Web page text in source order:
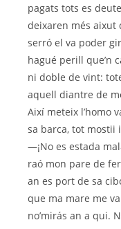
pagats tots es
deixaren més aixut
serró el va poder
hagué perill que’n
ni doble de vint:
aquell diantre de
Així meteix l’homo
sa barca, tot mostii
—¡No es estada
raó mon pare de
an es port de sa
que ma mare me
no’mirás an a qui.